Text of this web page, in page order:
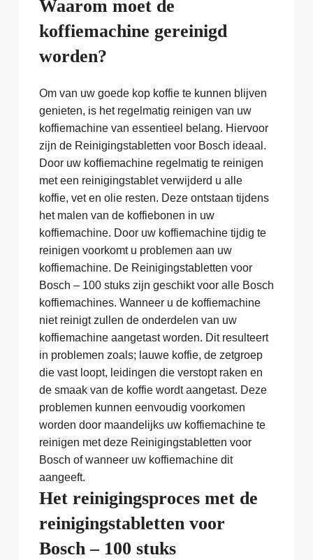
Waarom moet de
koffiemachine gereinigd
worden?
Om van uw goede kop koffie te kunnen blijven
genieten, is het regelmatig reinigen van uw
koffiemachine van essentieel belang. Hiervoor
zijn de Reinigingstabletten voor Bosch ideaal.
Door uw koffiemachine regelmatig te reinigen
met een reinigingstablet verwijderd u alle
koffie, vet en olie resten. Deze ontstaan tijdens
het malen van de koffiebonen in uw
koffiemachine. Door uw koffiemachine tijdig te
reinigen voorkomt u problemen aan uw
koffiemachine. De Reinigingstabletten voor
Bosch – 100 stuks zijn geschikt voor alle Bosch
koffiemachines. Wanneer u de koffiemachine
niet reinigt zullen de onderdelen van uw
koffiemachine aangetast worden. Dit resulteert
in problemen zoals; lauwe koffie, de zetgroep
die vast loopt, leidingen die verstopt raken en
de smaak van de koffie wordt aangetast. Deze
problemen kunnen eenvoudig voorkomen
worden door maandelijks uw koffiemachine te
reinigen met deze Reinigingstabletten voor
Bosch of wanneer uw koffiemachine dit
aangeeft.
Het reinigingsproces met de
reinigingstabletten voor
Bosch – 100 stuks